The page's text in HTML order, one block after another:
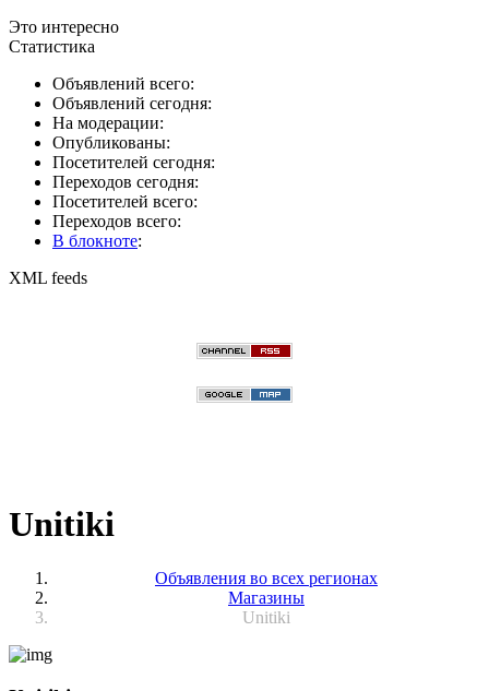
Это интересно
Статистика
Объявлений всего:
Объявлений сегодня:
На модерации:
Опубликованы:
Посетителей сегодня:
Переходов сегодня:
Посетителей всего:
Переходов всего:
В блокноте:
XML feeds
Unitiki
Объявления во всех регионах
Магазины
Unitiki